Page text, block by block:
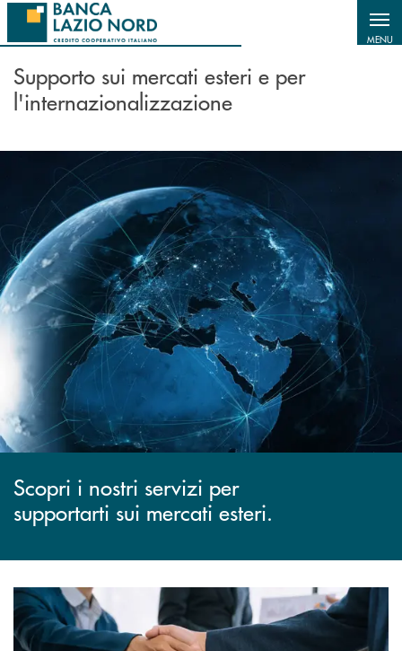
Salta al contenuto principale
MENU
Supporto sui mercati esteri e per
l'internazionalizzazione
Scopri i nostri servizi per
supportarti sui mercati esteri.
Scopri di più